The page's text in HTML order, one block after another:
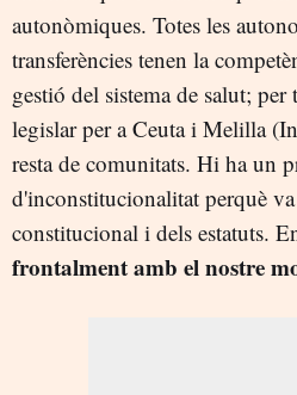
autonòmiques. Totes les
transferències tenen la
gestió del sistema de salut;
legislar per a Ceuta i Melilla
resta de comunitats. Hi ha un
d'inconstitucionalitat perquè
constitucional i dels estatuts.
frontalment amb el nostre